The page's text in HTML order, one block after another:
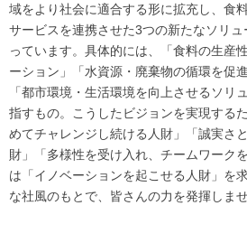
域をより社会に適合する形に拡充し、食
サービスを連携させた3つの新たなソリ
っています。具体的には、「食料の生産
ーション」「水資源・廃棄物の循環を促
「都市環境・生活環境を向上させるソリ
指すもの。こうしたビジョンを実現する
めてチャレンジし続ける人財」「誠実さ
財」「多様性を受け入れ、チームワーク
は「イノベーションを起こせる人財」を
な社風のもとで、皆さんの力を発揮しませ